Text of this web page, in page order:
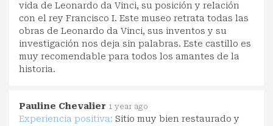
vida de Leonardo da Vinci, su posición y relación
con el rey Francisco I. Este museo retrata todas las
obras de Leonardo da Vinci, sus inventos y su
investigación nos deja sin palabras. Este castillo es
muy recomendable para todos los amantes de la
historia.
Pauline Chevalier 1 year ago
Experiencia positiva: Sitio muy bien restaurado y